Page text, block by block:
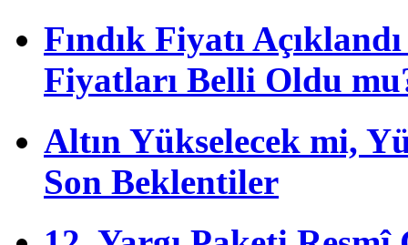
Fındık Fiyatı
Fiyatları Belli Oldu
Altın Yükselecek mi,
Son Beklentiler